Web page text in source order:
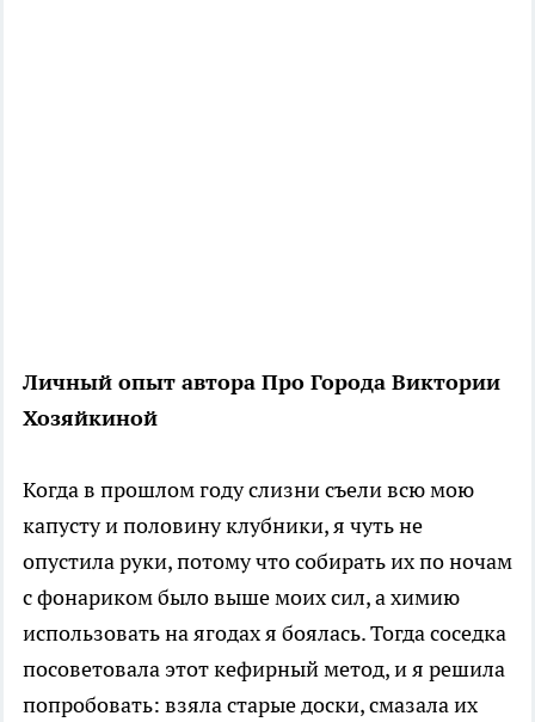
Личный опыт автора Про Города Виктории
Хозяйкиной
Когда в прошлом году слизни съели всю мою
капусту и половину клубники, я чуть не
опустила руки, потому что собирать их по ночам
с фонариком было выше моих сил, а химию
использовать на ягодах я боялась. Тогда соседка
посоветовала этот кефирный метод, и я решила
попробовать: взяла старые доски, смазала их